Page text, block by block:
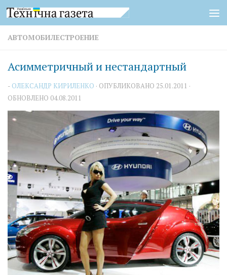
Перейти к содержимому
АВТОМОБИЛЕСТРОЕНИЕ
Асимметричный и нестандартный
- ОЛЕКСАНДР КИРИЛЕНКО · ОПУБЛИКОВАНО 25.01.2011 ·
ОБНОВЛЕНО 04.08.2011